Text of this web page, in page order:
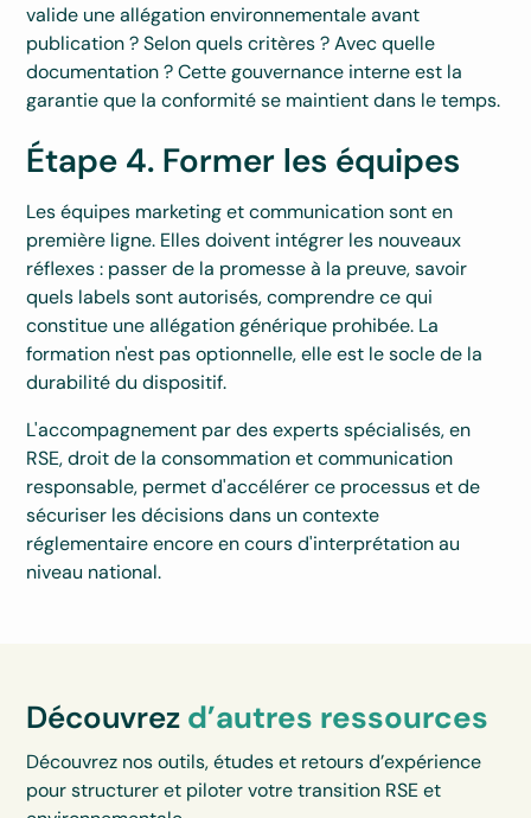
valide une allégation environnementale avant
publication ? Selon quels critères ? Avec quelle
documentation ? Cette gouvernance interne est la
garantie que la conformité se maintient dans le temps.
Étape 4. Former les équipes
Les équipes marketing et communication sont en
première ligne. Elles doivent intégrer les nouveaux
réflexes : passer de la promesse à la preuve, savoir
quels labels sont autorisés, comprendre ce qui
constitue une allégation générique prohibée. La
formation n'est pas optionnelle, elle est le socle de la
durabilité du dispositif.
L'accompagnement par des experts spécialisés, en
RSE, droit de la consommation et communication
responsable, permet d'accélérer ce processus et de
sécuriser les décisions dans un contexte
réglementaire encore en cours d'interprétation au
niveau national.
Découvrez d’autres ressources
Découvrez nos outils, études et retours d’expérience
pour structurer et piloter votre transition RSE et